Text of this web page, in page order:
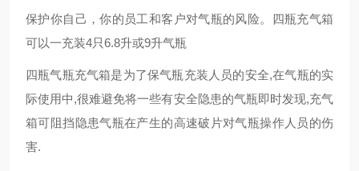
保护你自己，你的员工和客户对气瓶的风险。四瓶充气箱
可以一充装4只6.8升或9升气瓶
四瓶气瓶充气箱是为了保气瓶充装人员的安全,在气瓶的实
际使用中,很难避免将一些有安全隐患的气瓶即时发现,充气
箱可阻挡隐患气瓶在产生的高速破片对气瓶操作人员的伤
害.